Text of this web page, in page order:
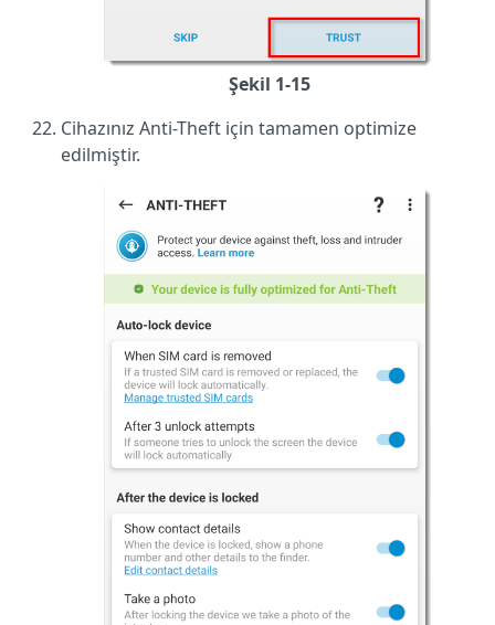
Şekil 1-15
Cihazınız Anti-Theft için tamamen optimize
edilmiştir.